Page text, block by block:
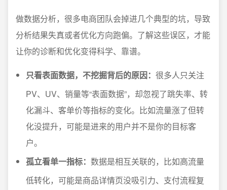
做数据分析，很多电商团队会掉进几个典型的坑，导致
分析结果失真或者优化方向跑偏。了解这些误区，才能
让你的诊断和优化变得科学、靠谱。
只看表面数据，不挖掘背后的原因： 很多人只关注
PV、UV、销量等“表面数据”，却忽视了跳失率、转
化漏斗、客单价等指标的变化。比如流量涨了但转
化没提升，可能是进来的用户并不是你的目标客
户。
孤立看单一指标： 数据是相互关联的，比如高流量
低转化，可能是商品详情页没吸引力、支付流程复